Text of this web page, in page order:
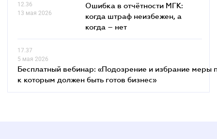
12.36
13 мая 2026
Ошибка в отчётности МГК:
когда штраф неизбежен, а
когда – нет
17.37
5 мая 2026
Бесплатный вебинар: «Подозрение и избрание меры
к которым должен быть готов бизнес»